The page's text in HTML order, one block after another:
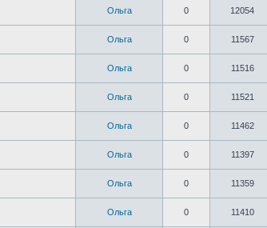
Ольга 0 12054
Ольга 0 11567
Ольга 0 11516
Ольга 0 11521
Ольга 0 11462
Ольга 0 11397
Ольга 0 11359
Ольга 0 11410